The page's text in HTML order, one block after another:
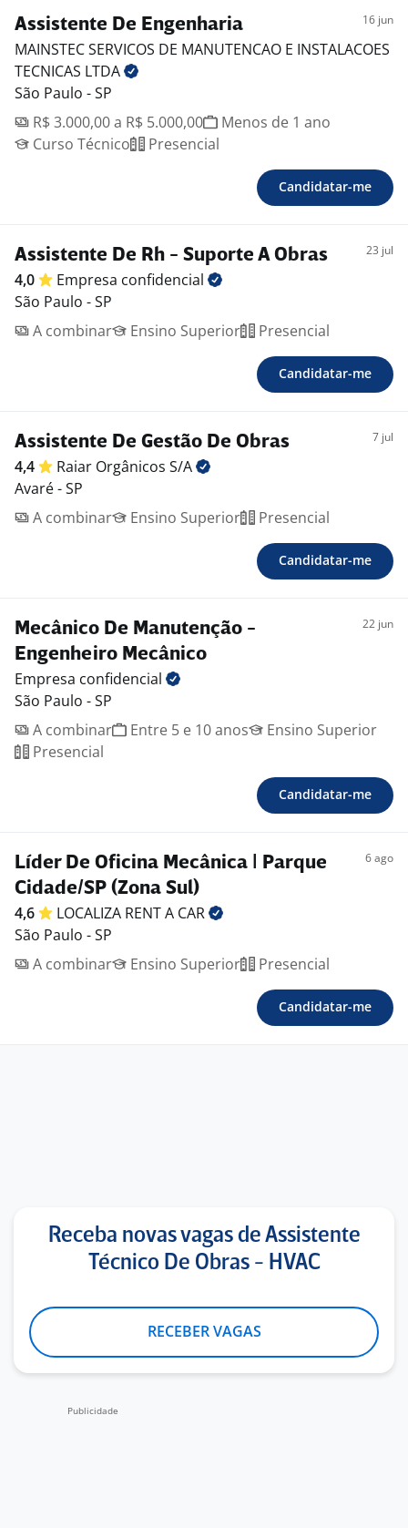
Assistente De Engenharia 16 jun
MAINSTEC SERVICOS DE MANUTENCAO E INSTALACOES
TECNICAS LTDA
São Paulo - SP
R$ 3.000,00 a R$ 5.000,00
Menos de 1 ano
Curso Técnico
Presencial
Candidatar-me
Assistente De Rh - Suporte A Obras 23 jul
4,0 Empresa confidencial
São Paulo - SP
A combinar
Ensino Superior Presencial
Candidatar-me
Assistente De Gestão De Obras 7 jul
4,4 Raiar Orgânicos S/A
Avaré - SP
A combinar
Ensino Superior Presencial
Candidatar-me
Mecânico De Manutenção -
Engenheiro Mecânico
22 jun
Empresa confidencial
São Paulo - SP
A combinar
Entre 5 e 10 anos
Ensino Superior
Presencial
Candidatar-me
Líder De Oficina Mecânica | Parque
Cidade/SP (Zona Sul)
6 ago
4,6 LOCALIZA RENT A CAR
São Paulo - SP
A combinar
Ensino Superior Presencial
Candidatar-me
Receba novas vagas de Assistente
Técnico De Obras - HVAC
RECEBER VAGAS